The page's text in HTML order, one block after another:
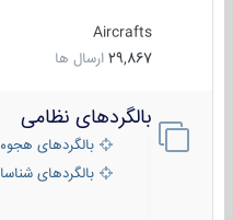
Aircrafts
29,867 ارسال ها
بالگردهای نظامی
بالگردهای هجومی
بالگردهای شناسایی